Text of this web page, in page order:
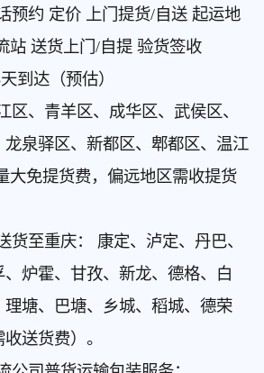
约 定价 上门提货/自送 起运地
站 送货上门/自提 验货签收
到达（预估）
、青羊区、成华区、武侯区、
泉驿区、新都区、郫都区、温江
大免提货费，偏远地区需收提货
至重庆： 康定、泸定、丹巴、
炉霍、甘孜、新龙、德格、白
塘、巴塘、乡城、稻城、德荣
送货费）。